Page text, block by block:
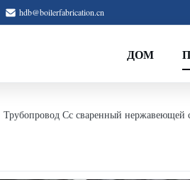
hdb@boilerfabrication.cn
ДОМ
Трубопровод Сс сваренный нержавеющей